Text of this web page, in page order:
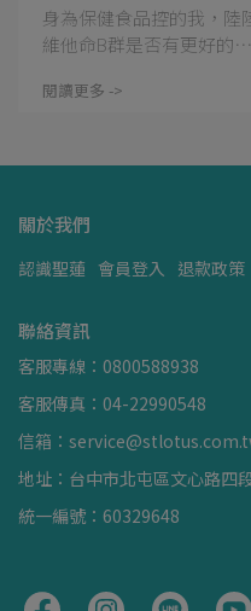
身為保健食品控的我，陸
維他命B群是否有更好的⋯
閱讀更多 ->
關於我們
認識聖蓮 會員登入 退款政策
聯絡資訊
客服專線：0800588938
客服傳真：04-22990548
信箱：
地址：台中市北屯區文心路四
統一編號：60329648